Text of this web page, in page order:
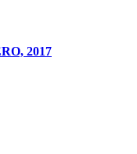
2017